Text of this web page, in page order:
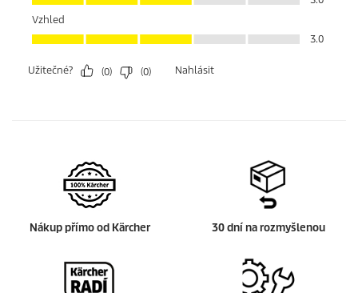
Nákup přímo od Kärcher 30 dní na rozmyšlenou